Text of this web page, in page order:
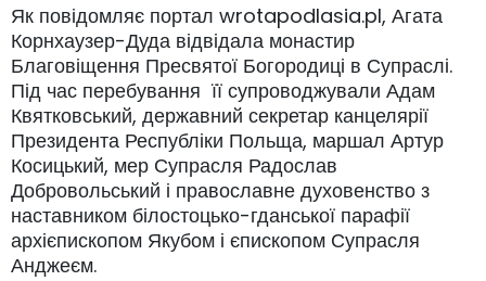
Як повідомляє портал wrotapodlasia.pl, Агата
Корнхаузер-Дуда відвідала монастир
Благовіщення Пресвятої Богородиці в Супраслі.
Під час перебування її супроводжували Адам
Квятковський, державний секретар канцелярії
Президента Республіки Польща, маршал Артур
Косицький, мер Супрасля Радослав
Добровольський і православне духовенство з
наставником білостоцько-гданської парафії
архієпископом Якубом і єпископом Супрасля
Анджеєм.